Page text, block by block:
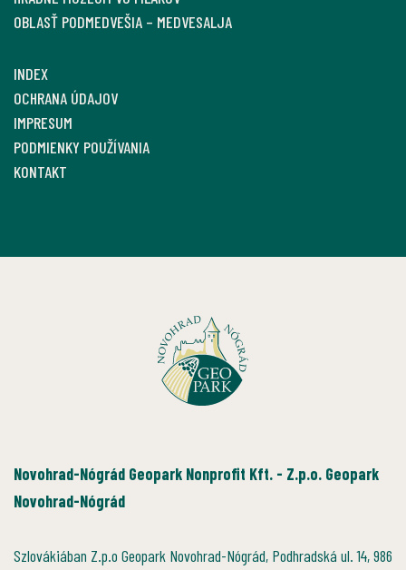
OBLASŤ PODMEDVEŠIA – MEDVESALJA
INDEX
OCHRANA ÚDAJOV
IMPRESUM
PODMIENKY POUŽÍVANIA
KONTAKT
Novohrad-Nógrád Geopark Nonprofit Kft. - Z.p.o. Geopark
Novohrad-Nógrád
Szlovákiában Z.p.o Geopark Novohrad-Nógrád, Podhradská ul. 14, 986